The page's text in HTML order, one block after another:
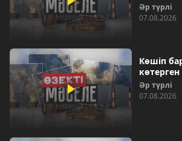
Әр түрлі
07.08.2026
Көшіп
Әр түрлі
07.08.2026